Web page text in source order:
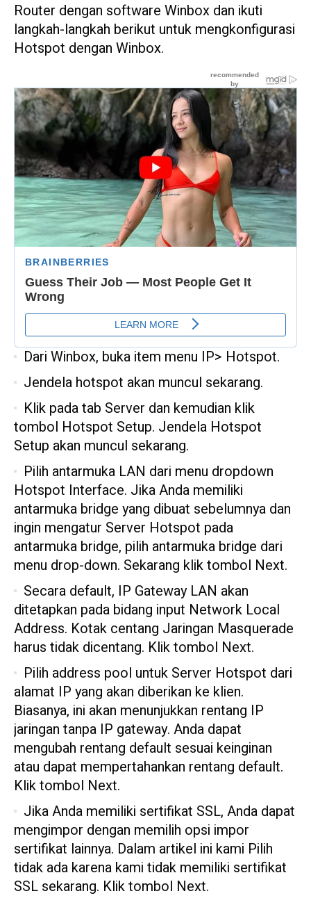
Router dengan software Winbox dan ikuti
langkah-langkah berikut untuk mengkonfigurasi
Hotspot dengan Winbox.
Dari Winbox, buka item menu IP> Hotspot.
Jendela hotspot akan muncul sekarang.
Klik pada tab Server dan kemudian klik
tombol Hotspot Setup. Jendela Hotspot
Setup akan muncul sekarang.
Pilih antarmuka LAN dari menu dropdown
Hotspot Interface. Jika Anda memiliki
antarmuka bridge yang dibuat sebelumnya dan
ingin mengatur Server Hotspot pada
antarmuka bridge, pilih antarmuka bridge dari
menu drop-down. Sekarang klik tombol Next.
Secara default, IP Gateway LAN akan
ditetapkan pada bidang input Network Local
Address. Kotak centang Jaringan Masquerade
harus tidak dicentang. Klik tombol Next.
Pilih address pool untuk Server Hotspot dari
alamat IP yang akan diberikan ke klien.
Biasanya, ini akan menunjukkan rentang IP
jaringan tanpa IP gateway. Anda dapat
mengubah rentang default sesuai keinginan
atau dapat mempertahankan rentang default.
Klik tombol Next.
Jika Anda memiliki sertifikat SSL, Anda dapat
mengimpor dengan memilih opsi impor
sertifikat lainnya. Dalam artikel ini kami Pilih
tidak ada karena kami tidak memiliki sertifikat
SSL sekarang. Klik tombol Next.